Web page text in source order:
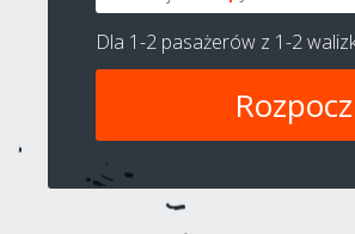
Dla 1-2 pasażerów z 1-2